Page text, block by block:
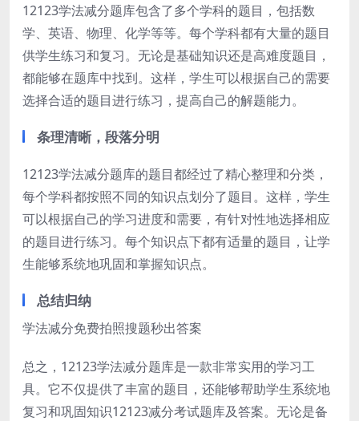
12123学法减分题库包含了多个学科的题目，包括数
学、英语、物理、化学等等。每个学科都有大量的题目
供学生练习和复习。无论是基础知识还是高难度题目，
都能够在题库中找到。这样，学生可以根据自己的需要
选择合适的题目进行练习，提高自己的解题能力。
条理清晰，段落分明
12123学法减分题库的题目都经过了精心整理和分类，
每个学科都按照不同的知识点划分了题目。这样，学生
可以根据自己的学习进度和需要，有针对性地选择相应
的题目进行练习。每个知识点下都有适量的题目，让学
生能够系统地巩固和掌握知识点。
总结归纳
学法减分免费拍照搜题秒出答案
总之，12123学法减分题库是一款非常实用的学习工
具。它不仅提供了丰富的题目，还能够帮助学生系统地
复习和巩固知识12123减分考试题库及答案。无论是备